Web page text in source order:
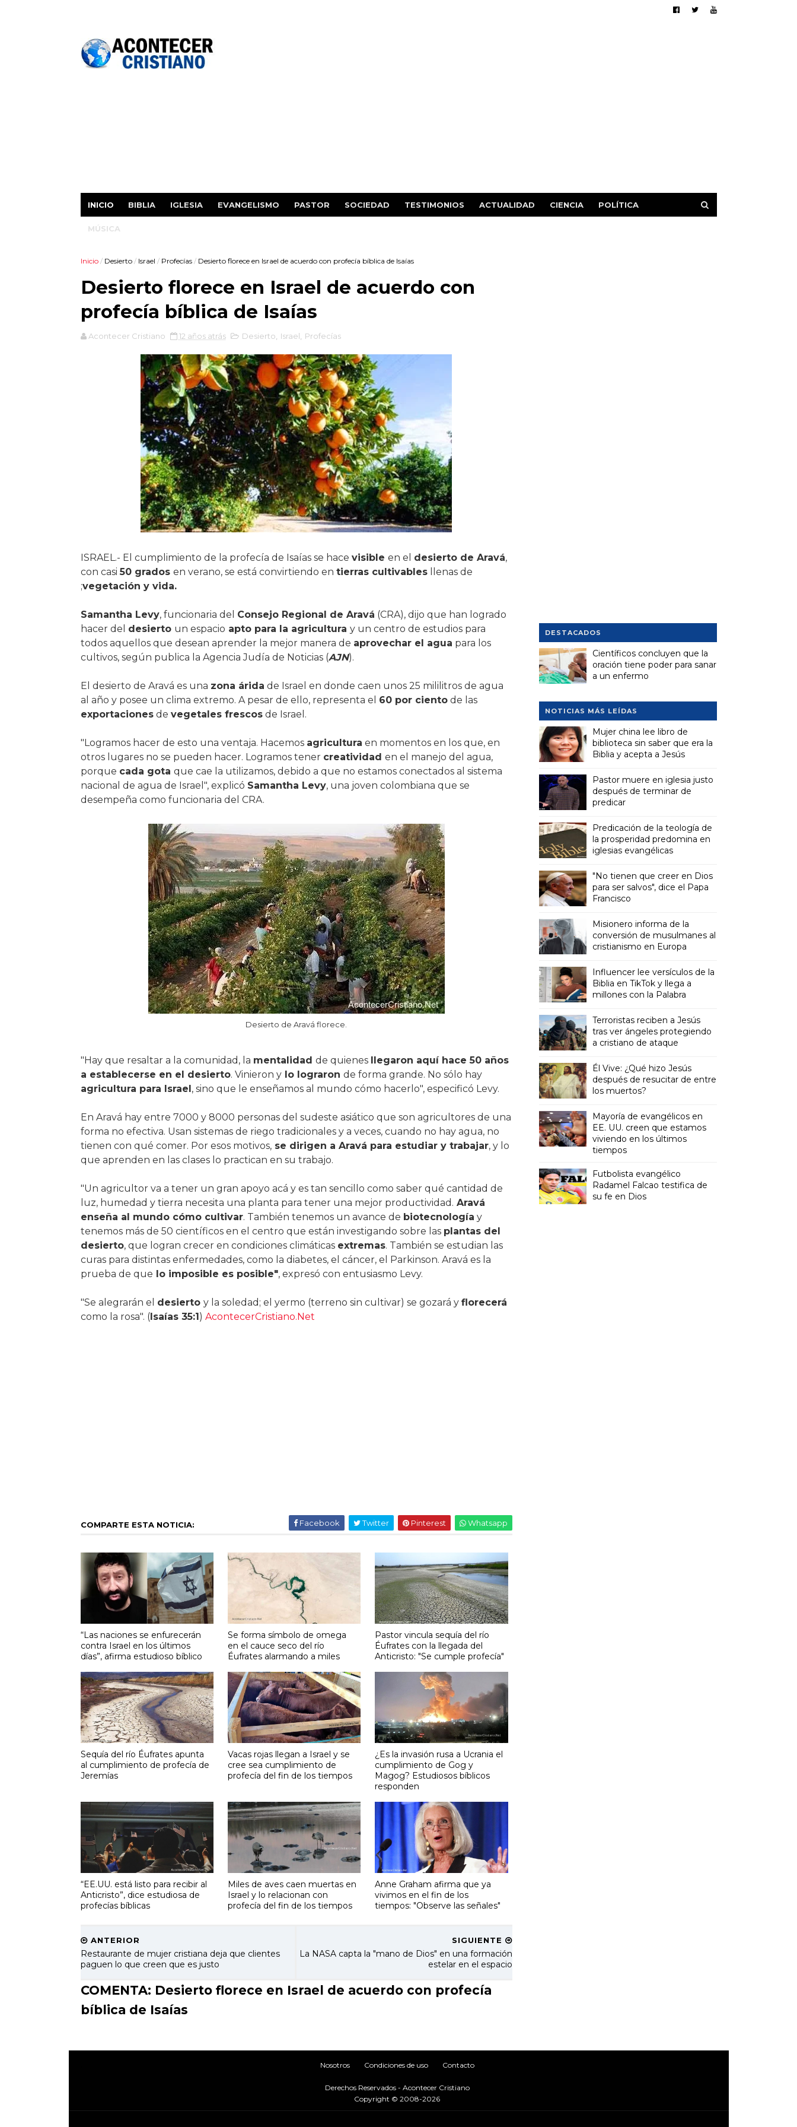
INICIO BIBLIA IGLESIA EVANGELISMO PASTOR SOCIEDAD TESTIMONIOS ACTUALIDAD CIENCIA POLÍTICA
MÚSICA
Inicio / Desierto / Israel / Profecías / Desierto florece en Israel de acuerdo con profecía bíblica de Isaías
Desierto florece en Israel de acuerdo con
profecía bíblica de Isaías
Acontecer Cristiano 12 años atrás Desierto Israel Profecías
ISRAEL.- El cumplimiento de la profecía de Isaías se hace visible en el desierto de Aravá,
con casi50 grados en verano, se está convirtiendo en tierras cultivablesllenas de
;vegetación y vida.
Samantha Levy, funcionaria del Consejo Regional de Aravá (CRA), dijo que han logrado
hacer del desierto un espacio apto para la agricultura y un centro de estudios para
todos aquellos que desean aprender la mejor manera de aprovechar el agua para los
cultivos, según publica la Agencia Judía de Noticias (AJN).
El desierto de Aravá es una zona árida de Israel en donde caen unos 25 mililitros de agua
al año y posee un clima extremo. A pesar de ello, representa el 60 por cientode las
exportacionesde vegetales frescosde Israel.
"Logramos hacer de esto una ventaja. Hacemos agricultura en momentos en los que, en
otros lugares no se pueden hacer. Logramos tener creatividad en el manejo del agua,
porque cada gota que cae la utilizamos, debido a que no estamos conectados al sistema
nacional de agua de Israel", explicó Samantha Levy, una joven colombiana que se
desempeña como funcionaria del CRA.
Desierto de Aravá florece.
"Hay que resaltar a la comunidad, la mentalidad de quienes llegaron aquí hace 50 años
a establecerse en el desierto. Vinieron ylo lograron de forma grande. No sólo hay
agricultura para Israel, sino que le enseñamos al mundo cómo hacerlo", especificó Levy.
En Aravá hay entre 7000 y 8000 personas del sudeste asiático que son agricultores de una
forma no efectiva. Usan sistemas de riego tradicionales y a veces, cuando no hay agua, no
tienen con qué comer. Por esos motivos,se dirigen a Aravá para estudiar y trabajar, y lo
que aprenden en las clases lo practican en su trabajo.
"Un agricultor va a tener un gran apoyo acá y es tan sencillo como saber qué cantidad de
luz, humedad y tierra necesita una planta para tener una mejor productividad. Aravá
enseña al mundo cómo cultivar. También tenemos un avance de biotecnología y
tenemos más de 50 científicos en el centro que están investigando sobre las plantas del
desierto, que logran crecer en condiciones climáticas extremas. También se estudian las
curas para distintas enfermedades, como la diabetes, el cáncer, el Parkinson. Aravá es la
prueba de que lo imposible es posible", expresó con entusiasmo Levy.
"Se alegrarán el desierto y la soledad; el yermo (terreno sin cultivar) se gozará y florecerá
como la rosa". (Isaías 35:1) AcontecerCristiano.Net
COMPARTE ESTA NOTICIA: Facebook Twitter Pinterest Whatsapp
“Las naciones se enfurecerán
contra Israel en los últimos
días”, afirma estudioso bíblico
Se forma símbolo de omega
en el cauce seco del río
Éufrates alarmando a miles
Pastor vincula sequía del río
Éufrates con la llegada del
Anticristo: "Se cumple profecía"
Sequía del río Éufrates apunta
al cumplimiento de profecía de
Jeremías
Vacas rojas llegan a Israel y se
cree sea cumplimiento de
profecía del fin de los tiempos
¿Es la invasión rusa a Ucrania el
cumplimiento de Gog y
Magog? Estudiosos bíblicos
responden
“EE.UU. está listo para recibir al
Anticristo”, dice estudiosa de
profecías bíblicas
Miles de aves caen muertas en
Israel y lo relacionan con
profecía del fin de los tiempos
Anne Graham afirma que ya
vivimos en el fin de los
tiempos: "Observe las señales"
SIGUIENTE
La NASA capta la "mano de Dios" en una formación
estelar en el espacio
ANTERIOR
Restaurante de mujer cristiana deja que clientes
paguen lo que creen que es justo
COMENTA: Desierto florece en Israel de acuerdo con profecía
bíblica de Isaías
DESTACADOS
Científicos concluyen que la
oración tiene poder para sanar
a un enfermo
NOTICIAS MÁS LEÍDAS
Mujer china lee libro de
biblioteca sin saber que era la
Biblia y acepta a Jesús
Pastor muere en iglesia justo
después de terminar de
predicar
Predicación de la teología de
la prosperidad predomina en
iglesias evangélicas
"No tienen que creer en Dios
para ser salvos", dice el Papa
Francisco
Misionero informa de la
conversión de musulmanes al
cristianismo en Europa
Influencer lee versículos de la
Biblia en TikTok y llega a
millones con la Palabra
Terroristas reciben a Jesús
tras ver ángeles protegiendo
a cristiano de ataque
Él Vive: ¿Qué hizo Jesús
después de resucitar de entre
los muertos?
Mayoría de evangélicos en
EE. UU. creen que estamos
viviendo en los últimos
tiempos
Futbolista evangélico
Radamel Falcao testifica de
su fe en Dios
Nosotros Condiciones de uso Contacto
Derechos Reservados - Acontecer Cristiano
Copyright © 2008-2026